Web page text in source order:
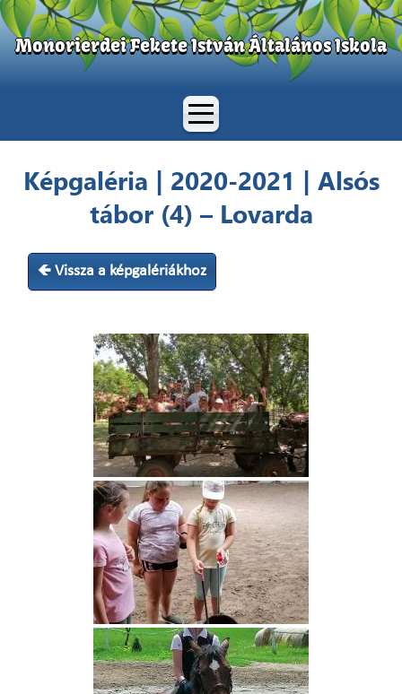
Monorierdei Fekete István Általános Iskola
Képgaléria | 2020-2021 | Alsós
tábor (4) – Lovarda
🡸 Vissza a képgalériákhoz